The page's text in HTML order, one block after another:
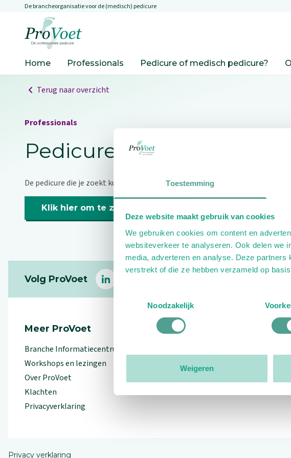
Toestemming
Deze website maakt gebruik van cookies
We gebruiken cookies om content en
websiteverkeer te analyseren. Ook delen we
media, adverteren en analyse. Deze
verstrekt of die ze hebben verzameld op
Noodzakelijk
Weigeren
Overslaan en naar de inhoud gaan
De brancheorganisatie voor de (medisch) pedicure
Home Professionals Pedicure of medisch pedicure?
Terug naar overzicht
Professionals
Pedicure niet gevonden
De pedicure die je zoekt kunnen we niet vinden.
Klik hier om te zoeken naar een andere pedicure.
Volg ProVoet
linkedin
Meer ProVoet
Branche Informatiecentrum
Workshops en lezingen
Over ProVoet
Klachten
Privacyverklaring
Privacy verklaring